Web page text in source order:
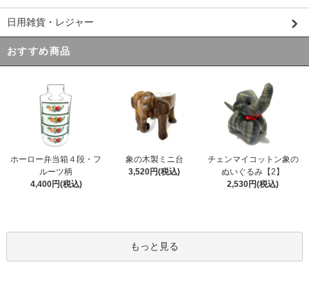
日用雑貨・レジャー
おすすめ商品
ホーロー弁当箱４段・フ
ルーツ柄
4,400円(税込)
象の木製ミニ台
3,520円(税込)
チェンマイコットン象の
ぬいぐるみ【2】
2,530円(税込)
もっと見る